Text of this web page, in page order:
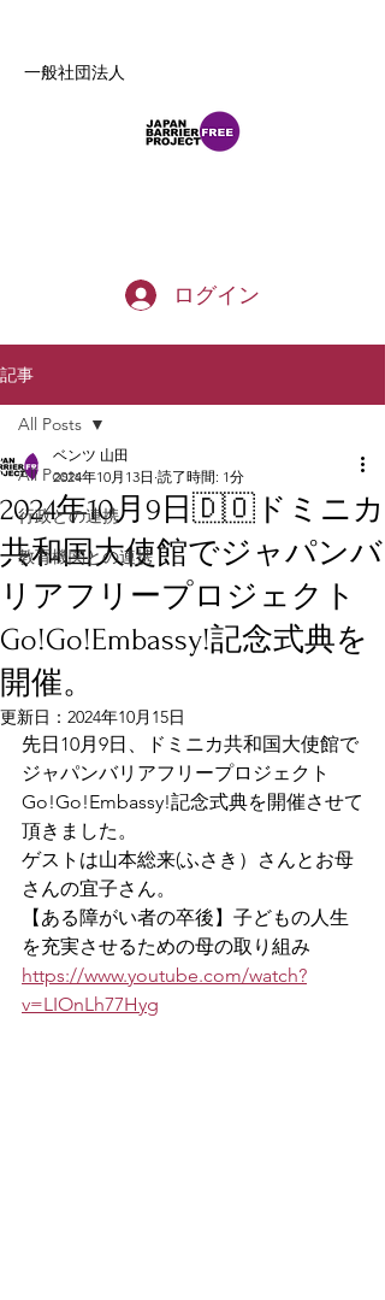
一般社団法人
ログイン
記事
All Posts
行政との連携
教育機関との連携
All Posts
2024年10月9日🇩🇴ドミニカ
共和国大使館でジャパンバ
リアフリープロジェクト
Go!Go!Embassy!記念式典を
開催。
ベンツ 山田
2024年10月13日 読了時間: 1分
更新日： 2024年10月15日
先日10月9日、
ドミニカ共和国大使館で
ジャパンバリアフリープロジェクト
Go!Go!Embassy!記念式典を開催させて
頂きました。
ゲストは山本総来(ふさき）さんとお母
さんの宜子さん。
【ある障がい者の卒後】子どもの人生
を充実させるための母の取り組み
https://www.youtube.com/watch?
v=LIOnLh77Hyg